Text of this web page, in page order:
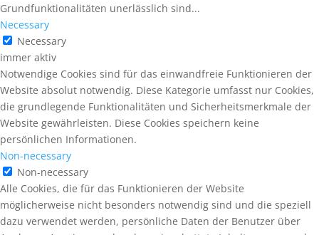
Grundfunktionalitäten unerlässlich sind...
Necessary
Necessary
immer aktiv
Notwendige Cookies sind für das einwandfreie Funktionieren der
Website absolut notwendig. Diese Kategorie umfasst nur Cookies,
die grundlegende Funktionalitäten und Sicherheitsmerkmale der
Website gewährleisten. Diese Cookies speichern keine
persönlichen Informationen.
Non-necessary
Non-necessary
Alle Cookies, die für das Funktionieren der Website
möglicherweise nicht besonders notwendig sind und die speziell
dazu verwendet werden, persönliche Daten der Benutzer über